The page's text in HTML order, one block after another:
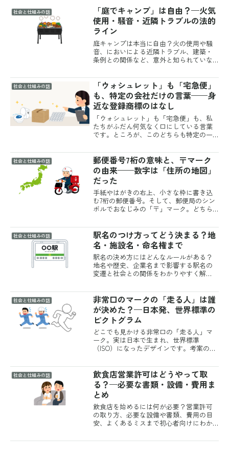
社会と仕組みの話
「庭でキャンプ」は自由？—火気
使用・騒音・近隣トラブルの法的
ライン
庭キャンプは本当に自由？火の使用や騒
音、においによる近隣トラブル、建築・
条例との関係など、意外と知られていな
社会と仕組みの話
「ウォシュレット」も「宅急便」
も、特定の会社だけの言葉——身
近な登録商標のはなし
「ウォシュレット」も「宅急便」も、私
たちがふだん何気なく口にしている言葉
です。ところが、このどちらも特定の一
と、少し驚くのではないでしょうか。温
水洗浄便座も宅配便も、ほかの会社の製
品をその名前で呼んで売るこ...
社会と仕組みの話
郵便番号7桁の意味と、〒マーク
の由来——数字は「住所の地図」
だった
手紙やはがきの右上、小さな枠に書き込
む7桁の郵便番号。そして、郵便局のシン
ボルでおなじみの「〒」マーク。どちら
数字や記号が何を表しているのかは、意
外と知られていません。じつは郵便番号
には住所が地図のように...
社会と仕組みの話
駅名のつけ方ってどう決まる？地
名・施設名・命名権まで
駅名の決め方にはどんなルールがある？
地名や歴史、企業名まで影響する駅名の
変遷と社会との関係をわかりやすく解
社会と仕組みの話
非常口のマークの「走る人」は誰
が決めた？—日本発、世界標準の
ピクトグラム
どこでも見かける非常口の「走る人」マ
ーク。実は日本で生まれ、世界標準
（ISO）になったデザインです。考案の経
ラムの歴史をたどります。
社会と仕組みの話
飲食店営業許可はどうやって取
る？—必要な書類・設備・費用ま
とめ
飲食店を始めるには何が必要？営業許可
の取り方、必要な設備や書類、費用の目
安、よくあるミスまで初心者向けにわか